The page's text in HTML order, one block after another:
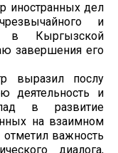
иностранных дел
и
в Кыргызской
завершения его
выразил послу
деятельность и
в развитие
на взаимном
важность
диалога,